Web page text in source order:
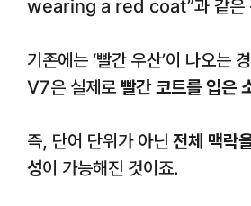
wearing a red coat”과 같은
기존에는 ‘빨간 우산’이 나오는
V7은 실제로 빨간 코트를 입은
즉, 단어 단위가 아닌 전체 맥락
성이 가능해진 것이죠.